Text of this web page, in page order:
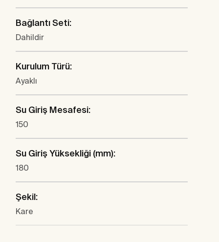
Bağlantı Seti:
Dahildir
Kurulum Türü:
Ayaklı
Su Giriş Mesafesi:
150
Su Giriş Yüksekliği (mm):
180
Şekil:
Kare